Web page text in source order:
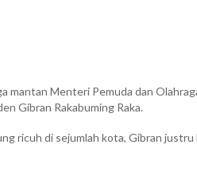
mantan Menteri Pemuda dan
Gibran Rakabuming Raka.
ricuh di sejumlah kota, Gibran